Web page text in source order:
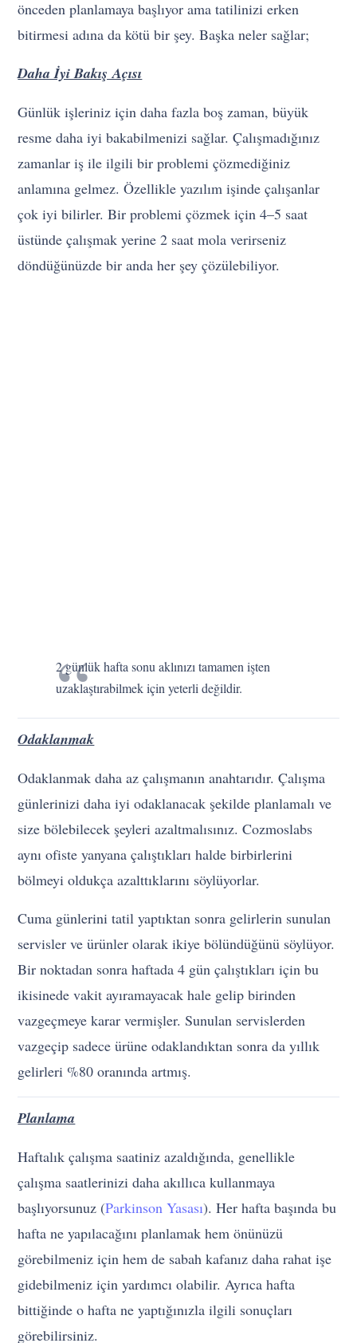
önceden planlamaya başlıyor ama tatilinizi erken
bitirmesi adına da kötü bir şey. Başka neler sağlar;
Daha İyi Bakış Açısı
Günlük işleriniz için daha fazla boş zaman, büyük
resme daha iyi bakabilmenizi sağlar. Çalışmadığınız
zamanlar iş ile ilgili bir problemi çözmediğiniz
anlamına gelmez. Özellikle yazılım işinde çalışanlar
çok iyi bilirler. Bir problemi çözmek için 4–5 saat
üstünde çalışmak yerine 2 saat mola verirseniz
döndüğünüzde bir anda her şey çözülebiliyor.
2 günlük hafta sonu aklınızı tamamen işten
uzaklaştırabilmek için yeterli değildir.
Odaklanmak
Odaklanmak daha az çalışmanın anahtarıdır. Çalışma
günlerinizi daha iyi odaklanacak şekilde planlamalı ve
size bölebilecek şeyleri azaltmalısınız. Cozmoslabs
aynı ofiste yanyana çalıştıkları halde birbirlerini
bölmeyi oldukça azalttıklarını söylüyorlar.
Cuma günlerini tatil yaptıktan sonra gelirlerin sunulan
servisler ve ürünler olarak ikiye bölündüğünü söylüyor.
Bir noktadan sonra haftada 4 gün çalıştıkları için bu
ikisinede vakit ayıramayacak hale gelip birinden
vazgeçmeye karar vermişler. Sunulan servislerden
vazgeçip sadece ürüne odaklandıktan sonra da yıllık
gelirleri %80 oranında artmış.
Planlama
Haftalık çalışma saatiniz azaldığında, genellikle
çalışma saatlerinizi daha akıllıca kullanmaya
başlıyorsunuz (Parkinson Yasası). Her hafta başında bu
hafta ne yapılacağını planlamak hem önünüzü
görebilmeniz için hem de sabah kafanız daha rahat işe
gidebilmeniz için yardımcı olabilir. Ayrıca hafta
bittiğinde o hafta ne yaptığınızla ilgili sonuçları
görebilirsiniz.